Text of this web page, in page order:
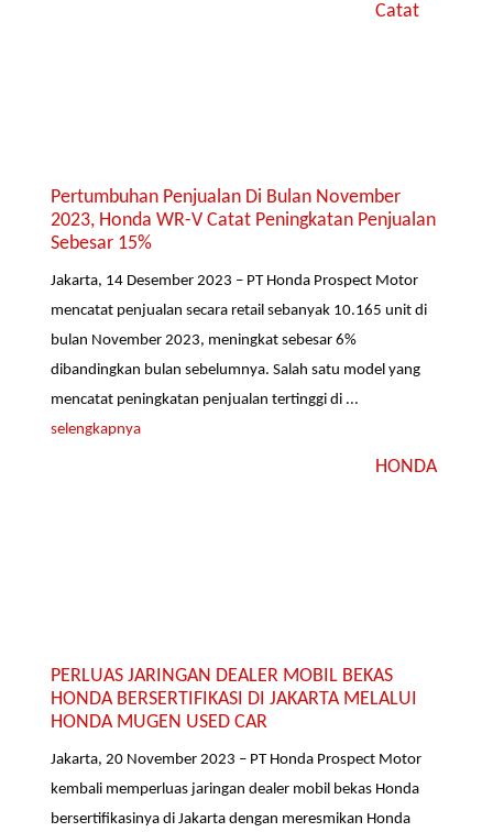
Catat
Pertumbuhan Penjualan Di Bulan November
2023, Honda WR-V Catat Peningkatan Penjualan
Sebesar 15%
Jakarta, 14 Desember 2023 – PT Honda Prospect Motor
mencatat penjualan secara retail sebanyak 10.165 unit di
bulan November 2023, meningkat sebesar 6%
dibandingkan bulan sebelumnya. Salah satu model yang
mencatat peningkatan penjualan tertinggi di ...
selengkapnya
HONDA
PERLUAS JARINGAN DEALER MOBIL BEKAS
HONDA BERSERTIFIKASI DI JAKARTA MELALUI
HONDA MUGEN USED CAR
Jakarta, 20 November 2023 – PT Honda Prospect Motor
kembali memperluas jaringan dealer mobil bekas Honda
bersertifikasinya di Jakarta dengan meresmikan Honda